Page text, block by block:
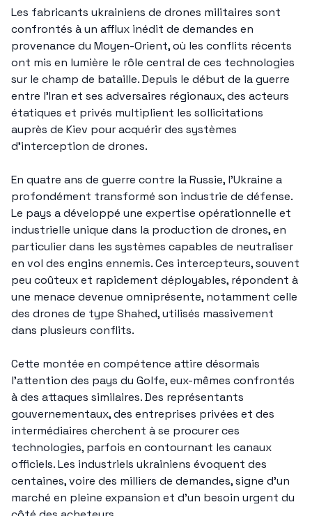
Les fabricants ukrainiens de drones militaires sont
confrontés à un afflux inédit de demandes en
provenance du Moyen-Orient, où les conflits récents
ont mis en lumière le rôle central de ces technologies
sur le champ de bataille. Depuis le début de la guerre
entre l’Iran et ses adversaires régionaux, des acteurs
étatiques et privés multiplient les sollicitations
auprès de Kiev pour acquérir des systèmes
d’interception de drones.
En quatre ans de guerre contre la Russie, l’Ukraine a
profondément transformé son industrie de défense.
Le pays a développé une expertise opérationnelle et
industrielle unique dans la production de drones, en
particulier dans les systèmes capables de neutraliser
en vol des engins ennemis. Ces intercepteurs, souvent
peu coûteux et rapidement déployables, répondent à
une menace devenue omniprésente, notamment celle
des drones de type Shahed, utilisés massivement
dans plusieurs conflits.
Cette montée en compétence attire désormais
l’attention des pays du Golfe, eux-mêmes confrontés
à des attaques similaires. Des représentants
gouvernementaux, des entreprises privées et des
intermédiaires cherchent à se procurer ces
technologies, parfois en contournant les canaux
officiels. Les industriels ukrainiens évoquent des
centaines, voire des milliers de demandes, signe d’un
marché en pleine expansion et d’un besoin urgent du